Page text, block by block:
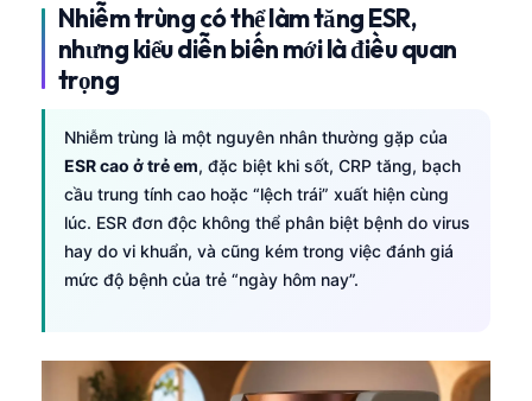
Nhiễm trùng có thể làm tăng ESR,
nhưng kiểu diễn biến mới là điều quan
trọng
Nhiễm trùng là một nguyên nhân thường gặp của
ESR cao ở trẻ em, đặc biệt khi sốt, CRP tăng, bạch
cầu trung tính cao hoặc “lệch trái” xuất hiện cùng
lúc. ESR đơn độc không thể phân biệt bệnh do virus
hay do vi khuẩn, và cũng kém trong việc đánh giá
mức độ bệnh của trẻ “ngày hôm nay”.